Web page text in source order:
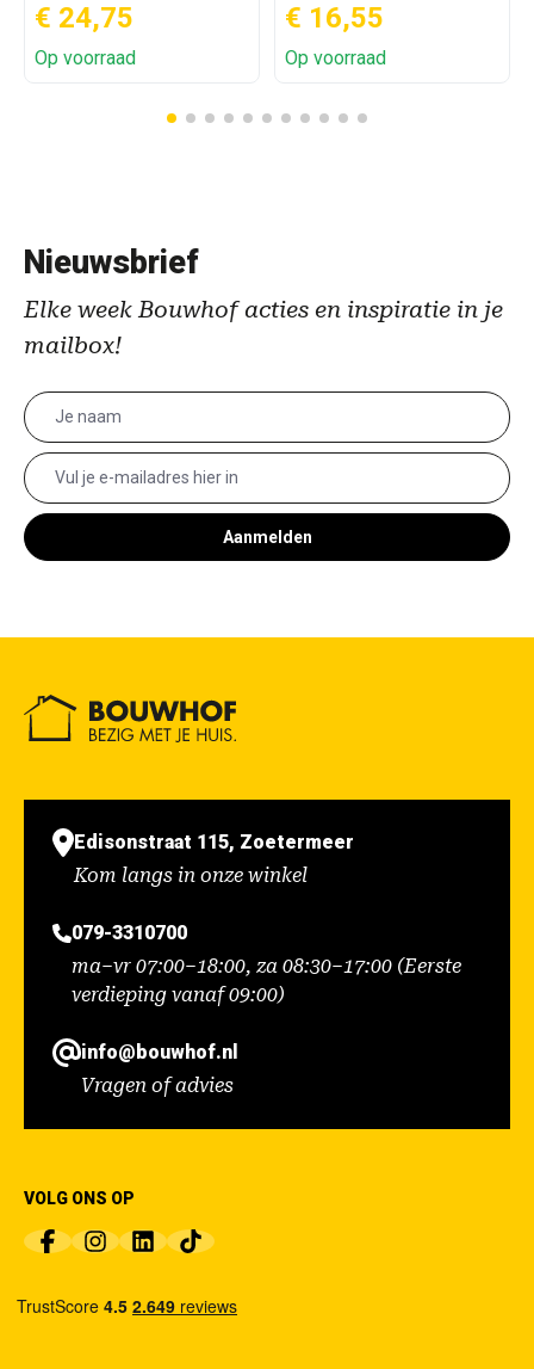
€ 24,75
Op voorraad
€ 16,55
Op voorraad
Nieuwsbrief
Elke week Bouwhof acties en inspiratie in je
mailbox!
Aanmelden
Edisonstraat 115, Zoetermeer
Kom langs in onze winkel
079-3310700
ma–vr 07:00–18:00, za 08:30–17:00 (Eerste
verdieping vanaf 09:00)
info@bouwhof.nl
Vragen of advies
VOLG ONS OP